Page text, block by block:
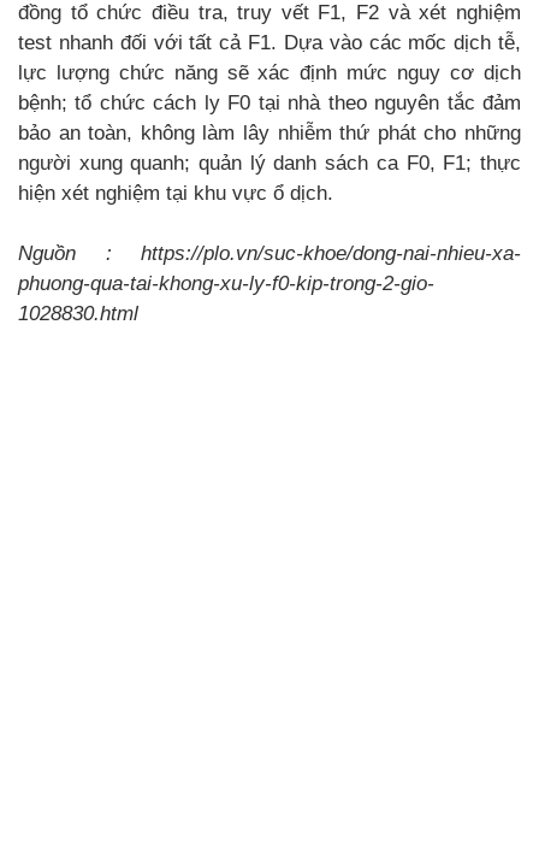
đồng tổ chức điều tra, truy vết F1, F2 và xét nghiệm
test nhanh đối với tất cả F1. Dựa vào các mốc dịch tễ,
lực lượng chức năng sẽ xác định mức nguy cơ dịch
bệnh; tổ chức cách ly F0 tại nhà theo nguyên tắc đảm
bảo an toàn, không làm lây nhiễm thứ phát cho những
người xung quanh; quản lý danh sách ca F0, F1; thực
hiện xét nghiệm tại khu vực ổ dịch.
Nguồn : https://plo.vn/suc-khoe/dong-nai-nhieu-xa-
phuong-qua-tai-khong-xu-ly-f0-kip-trong-2-gio-
1028830.html